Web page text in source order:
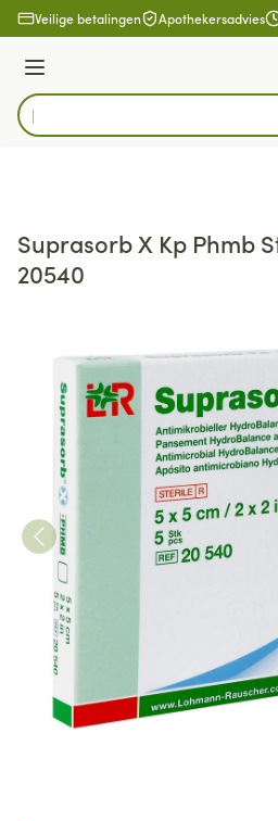
Ga naar de inhoud
Veilige betalingen Apothekersadvies
Menu
Product, merk, categorie...
Suprasorb X Kp Phmb
20540